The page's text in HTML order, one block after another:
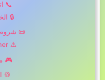
📞
🔒
📜 شروط
⚠️ Disclaimer
🎮
🍪